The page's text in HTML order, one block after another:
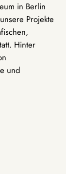
in Berlin
Projekte
Hinter
und